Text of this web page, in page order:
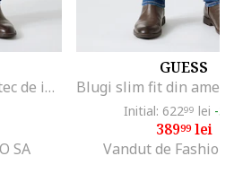
Blugi slim fit din amestec de in, Albastru inchis
SA
GUESS
Initial: 62299 lei -
38999lei
Vandut de Fashion